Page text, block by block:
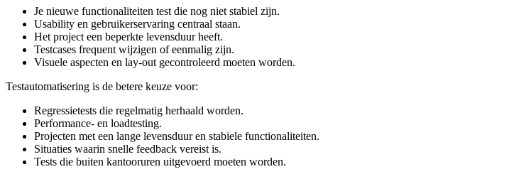
Je nieuwe functionaliteiten test die nog niet stabiel zijn.
Usability en gebruikerservaring centraal staan.
Het project een beperkte levensduur heeft.
Testcases frequent wijzigen of eenmalig zijn.
Visuele aspecten en lay-out gecontroleerd moeten worden.
Testautomatisering is de betere keuze voor:
Regressietests die regelmatig herhaald worden.
Performance- en loadtesting.
Projecten met een lange levensduur en stabiele functionaliteiten.
Situaties waarin snelle feedback vereist is.
Tests die buiten kantooruren uitgevoerd moeten worden.